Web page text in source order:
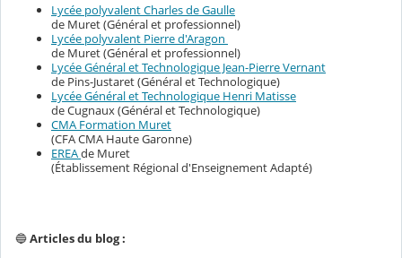
Lycée polyvalent Charles de Gaulle
de Muret (Général et professionnel)
Lycée polyvalent Pierre d'Aragon
de Muret (Général et professionnel)
Lycée Général et Technologique Jean-Pierre Vernant
de Pins-Justaret (Général et Technologique)
Lycée Général et Technologique Henri Matisse
de Cugnaux (Général et Technologique)
CMA Formation Muret
(CFA CMA Haute Garonne)
EREAde Muret
(Établissement Régional d'Enseignement Adapté)
🔵Articles du blog :